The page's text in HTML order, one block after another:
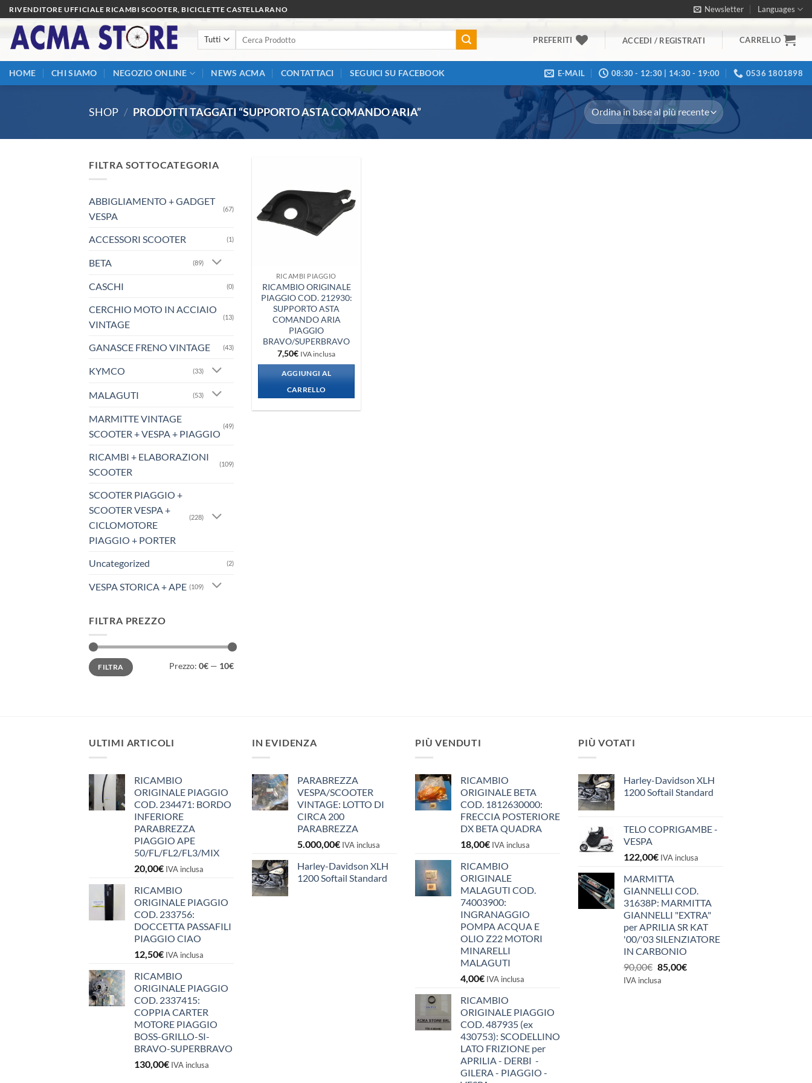
Salta
ai
contenuti
RIVENDITORE UFFICIALE RICAMBI SCOOTER, BICICLETTE CASTELLARANO Newsletter Languages
PREFERITI ACCEDI / REGISTRATI CARRELLO
HOME CHI SIAMO NEGOZIO ONLINE NEWS ACMA CONTATTACI SEGUICI SU FACEBOOK E-MAIL 08:30 - 12:30 | 14:30 - 19:00 0536 1801898
SHOP / PRODOTTI TAGGATI “SUPPORTO ASTA COMANDO ARIA”
FILTRA SOTTOCATEGORIA
ABBIGLIAMENTO + GADGET
VESPA
(67)
ACCESSORI SCOOTER (1)
BETA (89)
CASCHI (0)
CERCHIO MOTO IN ACCIAIO
VINTAGE
(13)
GANASCE FRENO VINTAGE (43)
KYMCO (33)
MALAGUTI (53)
MARMITTE VINTAGE
SCOOTER + VESPA + PIAGGIO
(49)
RICAMBI + ELABORAZIONI
SCOOTER
(109)
SCOOTER PIAGGIO +
SCOOTER VESPA +
CICLOMOTORE
PIAGGIO + PORTER
(228)
Uncategorized (2)
VESPA STORICA + APE (109)
FILTRA PREZZO
Prezzo
Min
Prezzo
MaxFILTRA Prezzo: 0€ — 10€
Aggiungi
alla lista
desideri
RICAMBI PIAGGIO
RICAMBIO ORIGINALE
PIAGGIO COD. 212930:
SUPPORTO ASTA
COMANDO ARIA
PIAGGIO
BRAVO/SUPERBRAVO
7,50€ IVA inclusa
AGGIUNGI AL
CARRELLO
ULTIMI ARTICOLI
RICAMBIO
ORIGINALE PIAGGIO
COD. 234471: BORDO
INFERIORE
PARABREZZA
PIAGGIO APE
50/FL/FL2/FL3/MIX
20,00€ IVA inclusa
RICAMBIO
ORIGINALE PIAGGIO
COD. 233756:
DOCCETTA PASSAFILI
PIAGGIO CIAO
12,50€ IVA inclusa
RICAMBIO
ORIGINALE PIAGGIO
COD. 2337415:
COPPIA CARTER
MOTORE PIAGGIO
BOSS-GRILLO-SI-
BRAVO-SUPERBRAVO
130,00€ IVA inclusa
IN EVIDENZA
PARABREZZA
VESPA/SCOOTER
VINTAGE: LOTTO DI
CIRCA 200
PARABREZZA
5.000,00€ IVA inclusa
Harley-Davidson XLH
1200 Softail Standard
PIÙ VENDUTI
RICAMBIO
ORIGINALE BETA
COD. 1812630000:
FRECCIA POSTERIORE
DX BETA QUADRA
18,00€ IVA inclusa
RICAMBIO
ORIGINALE
MALAGUTI COD.
74003900:
INGRANAGGIO
POMPA ACQUA E
OLIO Z22 MOTORI
MINARELLI
MALAGUTI
4,00€ IVA inclusa
RICAMBIO
ORIGINALE PIAGGIO
COD. 487935 (ex
430753): SCODELLINO
LATO FRIZIONE per
APRILIA - DERBI -
GILERA - PIAGGIO -
PIÙ VOTATI
Harley-Davidson XLH
1200 Softail Standard
TELO COPRIGAMBE -
VESPA
122,00€ IVA inclusa
MARMITTA
GIANNELLI COD.
31638P: MARMITTA
GIANNELLI "EXTRA"
per APRILIA SR KAT
'00/'03 SILENZIATORE
IN CARBONIO
90,00€ Il
prezzo
85,00€Il
IVA inclusa